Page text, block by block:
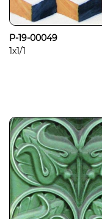
P-19-00049
1x1/1